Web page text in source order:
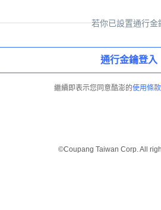
若你已設置通行金
通行金鑰登入
繼續即表示您同意酷澎的使用條款
©Coupang Taiwan Corp. All